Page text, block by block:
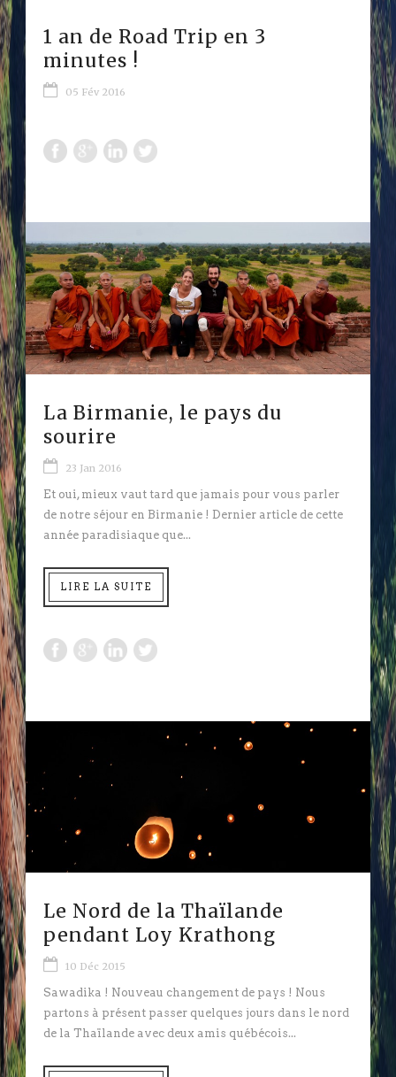
1 an de Road Trip en 3
minutes !
05 Fév 2016
La Birmanie, le pays du
sourire
23 Jan 2016
Et oui, mieux vaut tard que jamais pour vous parler
de notre séjour en Birmanie ! Dernier article de cette
année paradisiaque que...
LIRE LA SUITE
Le Nord de la Thaïlande
pendant Loy Krathong
10 Déc 2015
Sawadika ! Nouveau changement de pays ! Nous
partons à présent passer quelques jours dans le nord
de la Thaïlande avec deux amis québécois...